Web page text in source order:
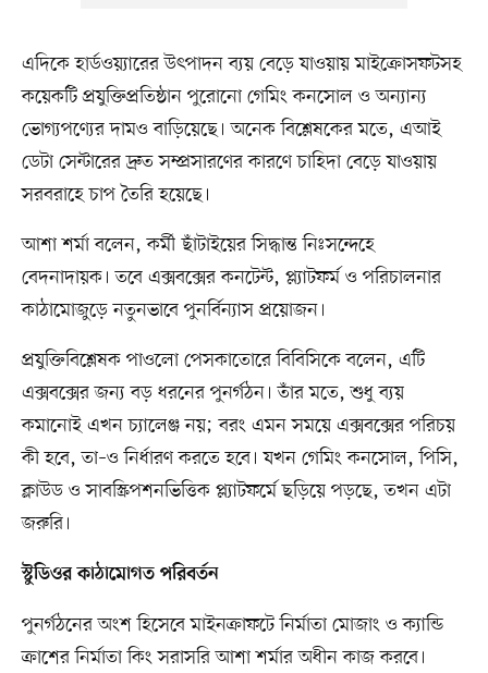
এদিকে হার্ডওয়্যারের উৎপাদন ব্যয় বেড়ে যাওয়ায় মাইক্রোসফটসহ
কয়েকটি প্রযুক্তিপ্রতিষ্ঠান পুরোনো গেমিং কনসোল ও অন্যান্য
ভোগ্যপণ্যের দামও বাড়িয়েছে। অনেক বিশ্লেষকের মতে, এআই
ডেটা সেন্টারের দ্রুত সম্প্রসারণের কারণে চাহিদা বেড়ে যাওয়ায়
সরবরাহে চাপ তৈরি হয়েছে।
আশা শর্মা বলেন, কর্মী ছাঁটাইয়ের সিদ্ধান্ত নিঃসন্দেহে
বেদনাদায়ক। তবে এক্সবক্সের কনটেন্ট, প্ল্যাটফর্ম ও পরিচালনার
কাঠামোজুড়ে নতুনভাবে পুনর্বিন্যাস প্রয়োজন।
প্রযুক্তিবিশ্লেষক পাওলো পেসকাতোরে বিবিসিকে বলেন, এটি
এক্সবক্সের জন্য বড় ধরনের পুনর্গঠন। তাঁর মতে, শুধু ব্যয়
কমানোই এখন চ্যালেঞ্জ নয়; বরং এমন সময়ে এক্সবক্সের পরিচয়
কী হবে, তা–ও নির্ধারণ করতে হবে। যখন গেমিং কনসোল, পিসি,
ক্লাউড ও সাবস্ক্রিপশনভিত্তিক প্ল্যাটফর্মে ছড়িয়ে পড়ছে, তখন এটা
জরুরি।
স্টুডিওর কাঠামোগত পরিবর্তন
পুনর্গঠনের অংশ হিসেবে মাইনক্রাফটে নির্মাতা মোজাং ও ক্যান্ডি
ক্রাশের নির্মাতা কিং সরাসরি আশা শর্মার অধীন কাজ করবে।